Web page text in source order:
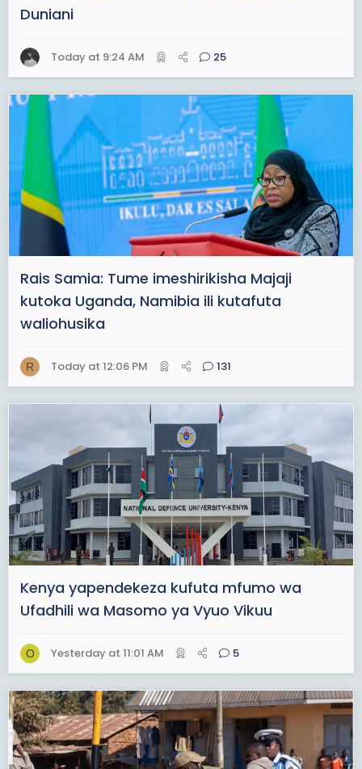
Duniani
Today at 9:24 AM 25
Rais Samia: Tume imeshirikisha Majaji
kutoka Uganda, Namibia ili kutafuta
waliohusika
R Today at 12:06 PM 131
Kenya yapendekeza kufuta mfumo wa
Ufadhili wa Masomo ya Vyuo Vikuu
O Yesterday at 11:01 AM 5